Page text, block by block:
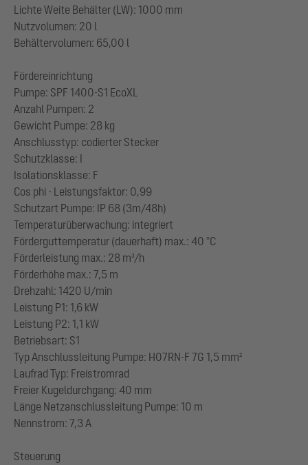
Lichte Weite Behälter (LW): 1000 mm
Nutzvolumen: 20 l
Behältervolumen: 65,00 l
Fördereinrichtung
Pumpe: SPF 1400-S1 EcoXL
Anzahl Pumpen: 2
Gewicht Pumpe: 28 kg
Anschlusstyp: codierter Stecker
Schutzklasse: I
Isolationsklasse: F
Cos phi - Leistungsfaktor: 0,99
Schutzart Pumpe: IP 68 (3m/48h)
Temperaturüberwachung: integriert
Förderguttemperatur (dauerhaft) max.: 40 °C
Förderleistung max.: 28 m³/h
Förderhöhe max.: 7,5 m
Drehzahl: 1420 U/min
Leistung P1: 1,6 kW
Leistung P2: 1,1 kW
Betriebsart: S1
Typ Anschlussleitung Pumpe: H07RN-F 7G 1,5 mm²
Laufrad Typ: Freistromrad
Freier Kugeldurchgang: 40 mm
Länge Netzanschlussleitung Pumpe: 10 m
Nennstrom: 7,3 A
Steuerung